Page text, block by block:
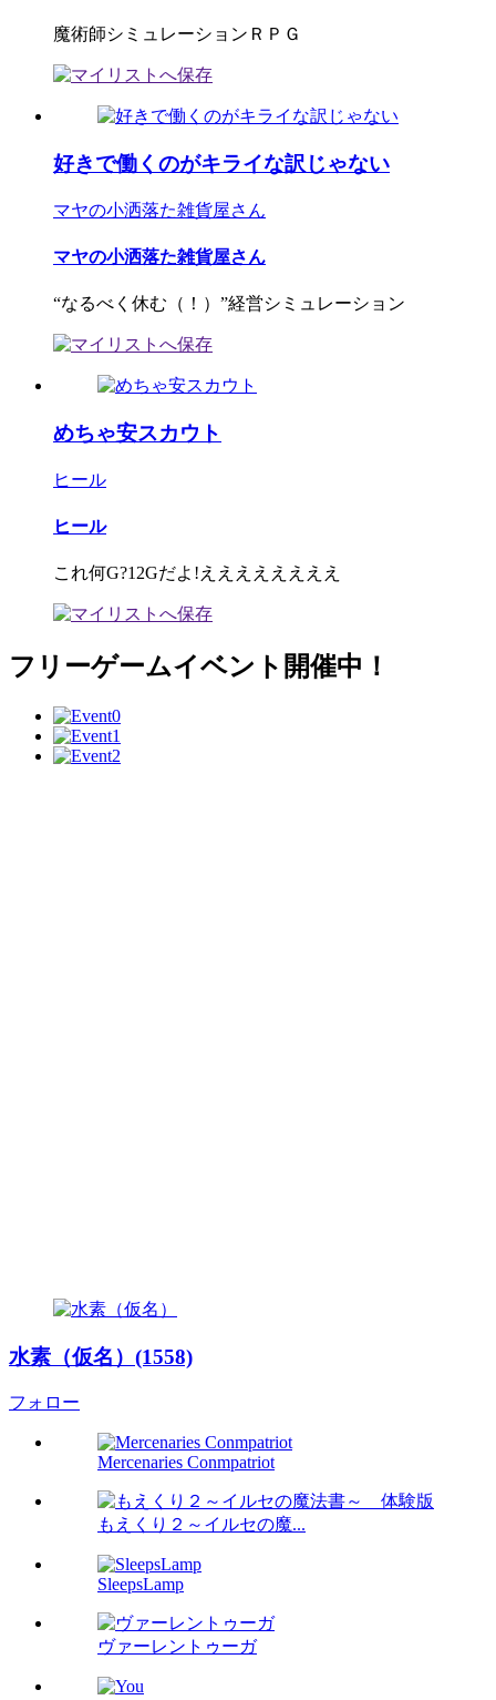
魔術師シミュレーションＲＰＧ
好きで働くのがキライな訳じゃない
マヤの小洒落た雑貨屋さん
マヤの小洒落た雑貨屋さん
“なるべく休む（！）”経営シミュレーション
めちゃ安スカウト
ヒール
ヒール
これ何G?12Gだよ!ええええええええ
フリーゲームイベント開催中！
水素（仮名）(1558)
フォロー
Mercenaries Conmpatriot
もえくり２～イルセの魔...
SleepsLamp
ヴァーレントゥーガ